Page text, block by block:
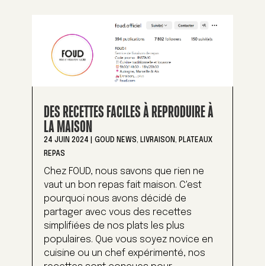
DES RECETTES FACILES À REPRODUIRE À
LA MAISON
24 JUIN 2024 GOUD NEWS, LIVRAISON, PLATEAUX
REPAS
Chez FOUD, nous savons que rien ne
vaut un bon repas fait maison. C'est
pourquoi nous avons décidé de
partager avec vous des recettes
simplifiées de nos plats les plus
populaires. Que vous soyez novice en
cuisine ou un chef expérimenté, nos